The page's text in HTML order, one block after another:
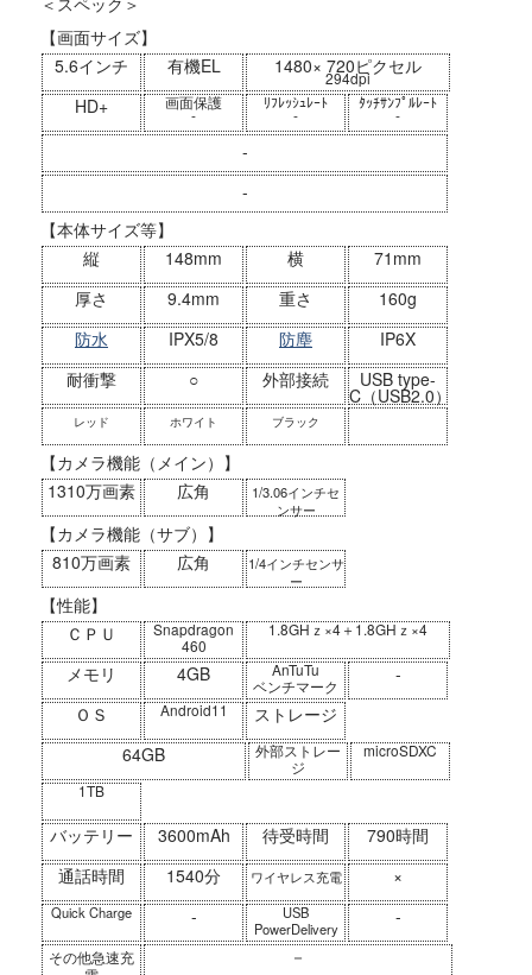
＜スペック＞
【画面サイズ】
5.6インチ
有機EL 1480× 720ピクセル
294dpi
HD+ 画面保護
-
ﾘﾌﾚｯｼｭﾚｰﾄ
-
ﾀｯﾁｻﾝﾌﾟﾙﾚｰﾄ
-
-
-
【本体サイズ等】
縦
148mm 横
71mm
厚さ
9.4mm 重さ
160g
防水
IPX5/8 防塵
IP6X
耐衝撃
○ 外部接続 USB type-
C（USB2.0）
レッド ホワイト ブラック
【カメラ機能（メイン）】
1310万画素
広角
1/3.06インチセ
ンサー
【カメラ機能（サブ）】
810万画素
広角
1/4インチセンサ
ー
【性能】
ＣＰＵ
Snapdragon
460
1.8GHｚ×4＋1.8GHｚ×4
メモリ 4GB
AnTuTu
ベンチマーク
-
ＯＳ
Android11
ストレージ
64GB
外部ストレー
ジ
microSDXC
1TB
バッテリー 3600mAh 待受時間
790時間
通話時間
1540分 ワイヤレス充電 ×
Quick Charge -
USB
PowerDelivery
-
その他急速充
－